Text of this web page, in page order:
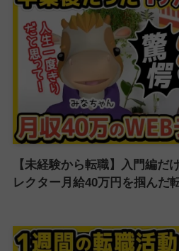
【未経験から転職】入門編だ
レクター月給40万円を掴んだ